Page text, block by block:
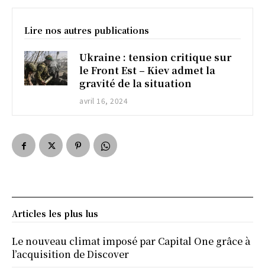
Lire nos autres publications
Ukraine : tension critique sur
le Front Est – Kiev admet la
gravité de la situation
avril 16, 2024
Articles les plus lus
Le nouveau climat imposé par Capital One grâce à
l’acquisition de Discover